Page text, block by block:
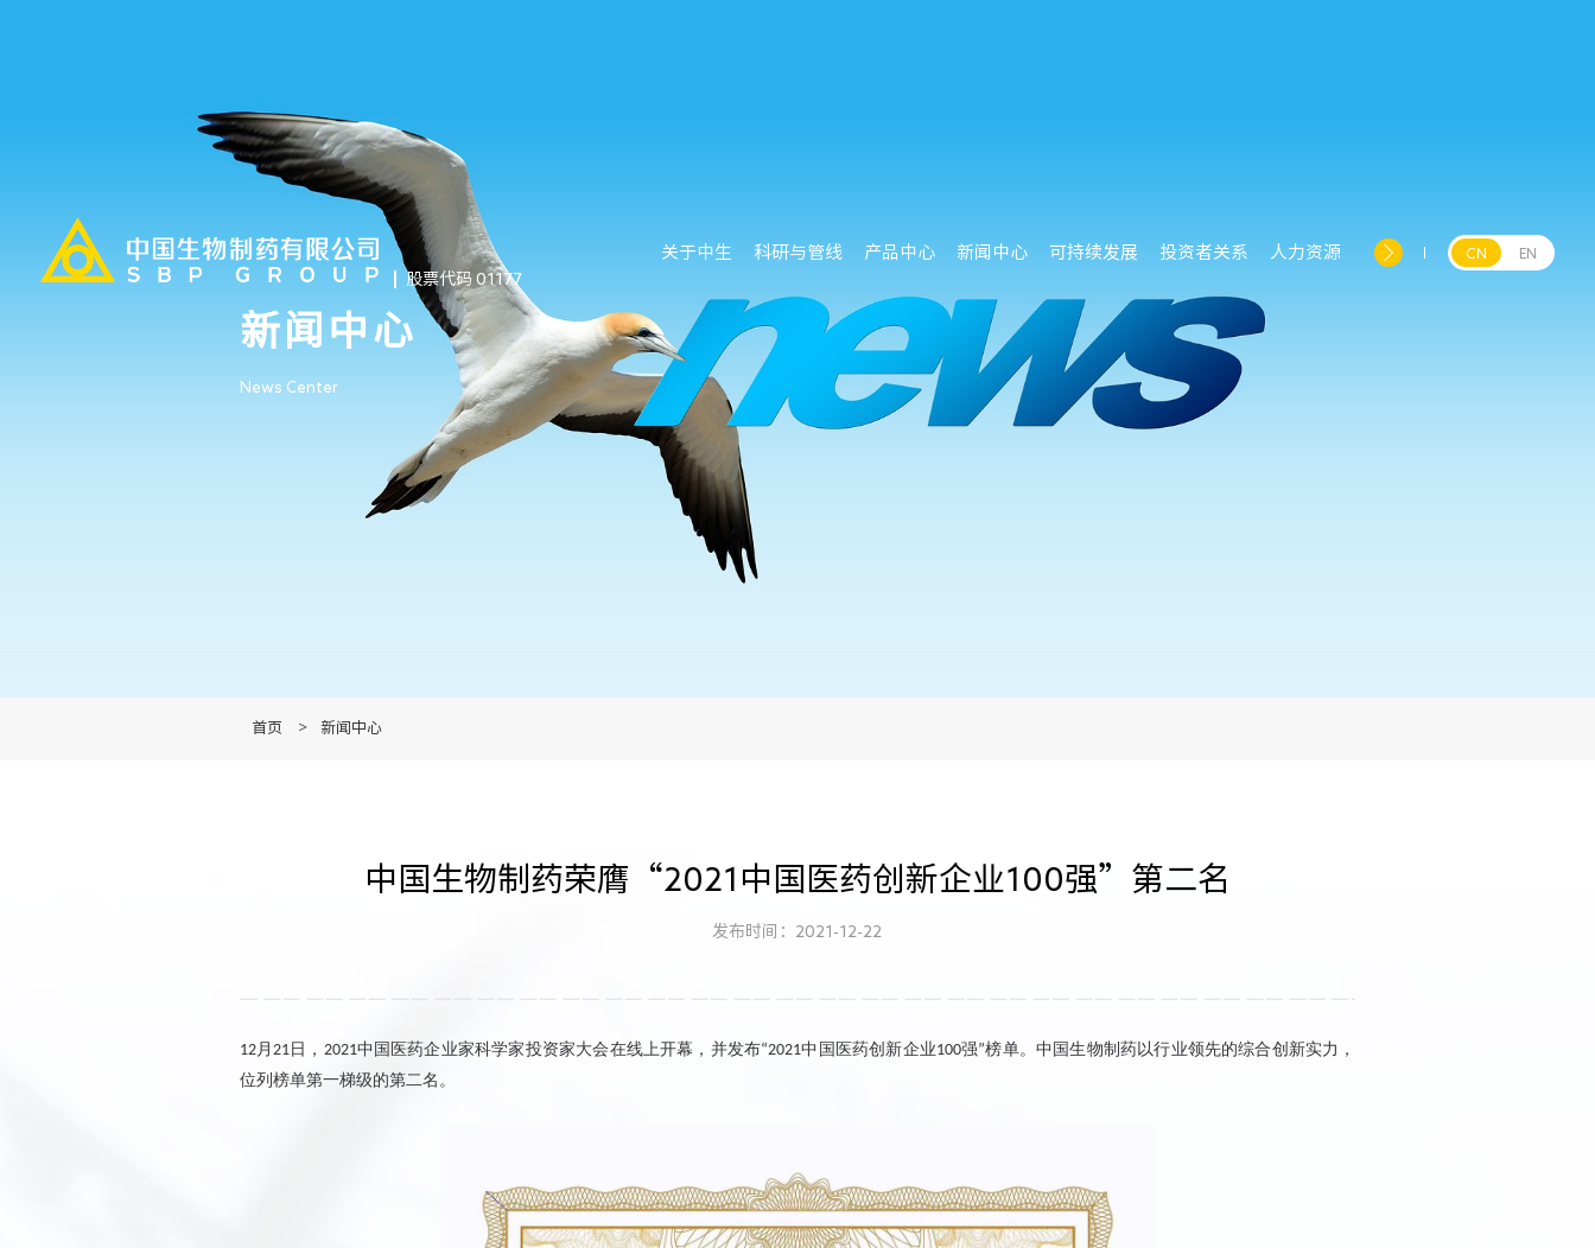
股票代码 01177
关于中生 科研与管线 产品中心 新闻中心 可持续发展 投资者关系 人力资源 CN EN
新闻中心
News Center
首页 > 新闻中心
中国生物制药荣膺“2021中国医药创新企业100强”第二名
发布时间：2021-12-22
12月 21日， 2021中国医药企业家科学家投资家大会在线上开幕 ， 并发布“2021中国医药创新企业100强”榜单。中国生物制药以行业领先的综合创新实力，
位列 榜单第一梯级的第二名 。